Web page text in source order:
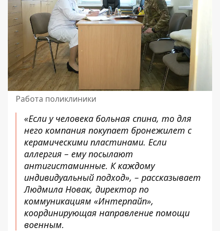
Работа поликлиники
«Если у человека больная спина, то для
него компания покупает бронежилет с
керамическими пластинами. Если
аллергия – ему посылают
антигистаминные. К каждому
индивидуальный подход», – рассказывает
Людмила Новак, директор по
коммуникациям «Интерпайп»,
координирующая направление помощи
военным.